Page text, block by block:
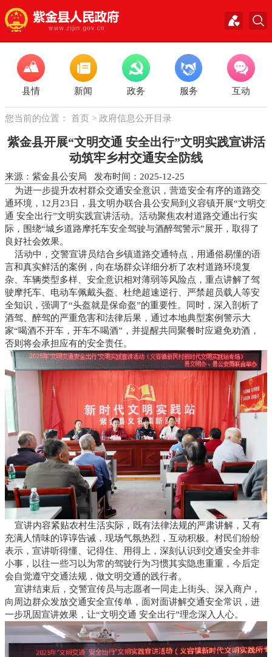
县情 新闻 政务 服务 互动
您当前的位置： 首页 > 政府信息公开目录
紫金县开展“文明交通 安全出行”文明实践宣讲活
动筑牢乡村交通安全防线
来源：紫金县公安局 发布时间：2025-12-25
为进一步提升农村群众交通安全意识，营造安全有序的道路交
通环境，12月23日，县文明办联合县公安局到义容镇开展“文明交
通 安全出行”文明实践宣讲活动。活动聚焦农村道路交通出行实
际，围绕“城乡道路摩托车安全驾驶与酒醉驾警示”展开，取得了
良好社会效果。
活动中，交警宣讲员结合乡镇道路交通特点，用通俗易懂的语
言和真实鲜活的案例，向在场群众详细分析了农村道路环境复
杂、车辆类型多样、安全意识相对薄弱等风险点，重点讲解了驾
驶摩托车、电动车佩戴头盔、杜绝超速逆行、严禁超员载人等安
全知识，强调了“头盔就是保命盔”的重要性。同时，深入剖析了
酒驾、醉驾的严重危害和法律后果，通过本地典型案例警示大
家“喝酒不开车，开车不喝酒”，并提醒共同聚餐时应避免劝酒，
否则将会承担应有的安全责任。
宣讲内容紧贴农村生活实际，既有法律法规的严肃讲解，又有
充满人情味的谆谆告诫，现场气氛热烈，互动积极。村民们纷纷
表示，宣讲听得懂、记得住、用得上，深刻认识到交通安全并非
小事，以往一些习以为常的驾驶行为习惯其实隐患重重，今后定
会自觉遵守交通法规，做文明交通的践行者。
宣讲结束后，交警宣传员与志愿者一同走上街头、深入商户，
向周边群众发放交通安全宣传单，面对面讲解交通安全常识，进
一步巩固宣讲效果，让“文明交通 安全出行”理念深入人心。